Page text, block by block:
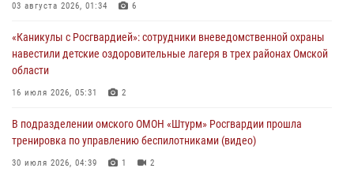
При содействии спецназа Росгвардии пресечены нарушения
27 июля 2026, 07:54
Росгвардия обеспечила правопорядок на концерте группы IOWA в
Омске
При содействии Росгвардии обеспечен правопорядок на XXII
Форуме межрегионального сотрудничества России и Казахстана в
03 августа 2026, 01:34 6
«Каникулы с Росгвардией»: сотрудники вневедомственной охраны
навестили детские оздоровительные лагеря в трех районах Омской
области
16 июля 2026, 05:31 2
В подразделении омского ОМОН «Штурм» Росгвардии прошла
тренировка по управлению беспилотниками (видео)
30 июля 2026, 04:39 1 2